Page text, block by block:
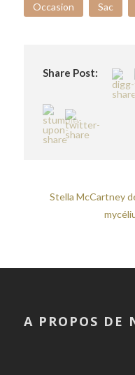
Occasion
Sac
Share Post:
Stella McCartney
A PROPOS DE